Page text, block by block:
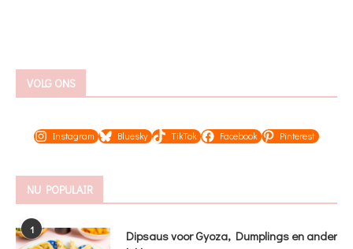
VOLG ONS
Instagram Bluesky TikTok Facebook Pinterest
NU POPULAIR
1
Dipsaus voor Gyoza, Dumplings en ander